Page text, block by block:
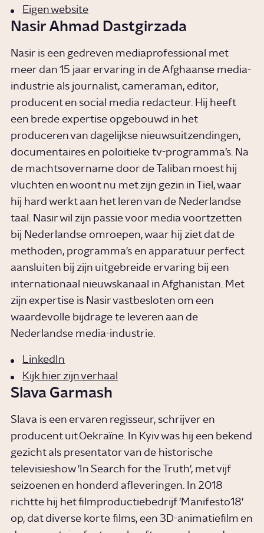
Eigen website
Nasir Ahmad Dastgirzada
Nasir is een gedreven mediaprofessional met
meer dan 15 jaar ervaring in de Afghaanse media-
industrie als journalist, cameraman, editor,
producent en social media redacteur. Hij heeft
een brede expertise opgebouwd in het
produceren van dagelijkse nieuwsuitzendingen,
documentaires en poloitieke tv-programma’s. Na
de machtsovername door de Taliban moest hij
vluchten en woont nu met zijn gezin in Tiel, waar
hij hard werkt aan het leren van de Nederlandse
taal. Nasir wil zijn passie voor media voortzetten
bij Nederlandse omroepen, waar hij ziet dat de
methoden, programma's en apparatuur perfect
aansluiten bij zijn uitgebreide ervaring bij een
internationaal nieuwskanaal in Afghanistan. Met
zijn expertise is Nasir vastbesloten om een
waardevolle bijdrage te leveren aan de
Nederlandse media-industrie.
LinkedIn
Kijk hier zijn verhaal
Slava Garmash
Slava is een ervaren regisseur, schrijver en
producent uit Oekraïne. In Kyiv was hij een bekend
gezicht als presentator van de historische
televisieshow 'In Search for the Truth', met vijf
seizoenen en honderd afleveringen. In 2018
richtte hij het filmproductiebedrijf 'Manifesto18'
op, dat diverse korte films, een 3D-animatiefilm en